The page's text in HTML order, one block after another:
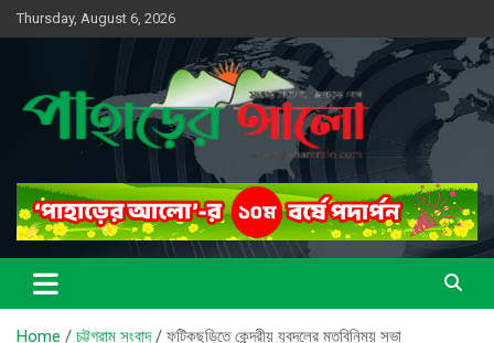
Skip
to
Thursday, August 6, 2026
পাহাড়ের আলো
সত্যের সন্ধানে, পাহাড়ের পথে
Home চট্টগ্রাম সংবাদ ফটিকছড়িতে কেন্দ্রীয় যুবদলের মতবিনিময় সভা